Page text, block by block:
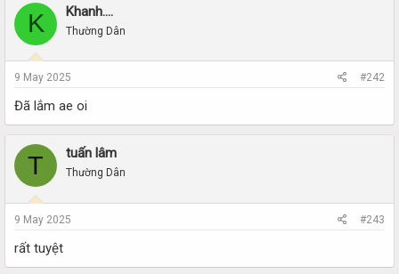
K Khanh….
Thường Dân
9 May 2025 #242
Đã lắm ae oi
T tuấn lâm
Thường Dân
9 May 2025 #243
rất tuyệt